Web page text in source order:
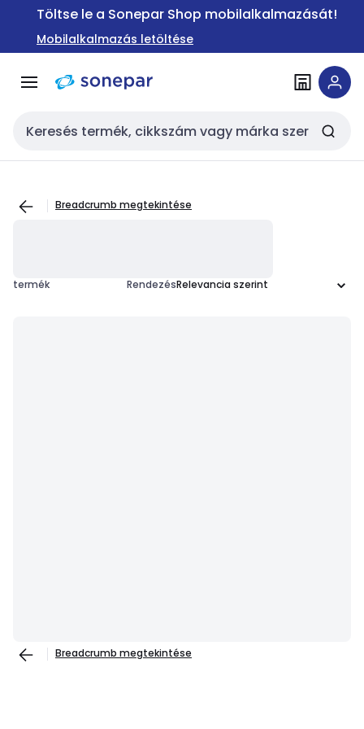
Ugrás a
Ugrás a
tartalomra
Töltse le a Sonepar Shop mobilalkalmazását!
Mobilalkalmazás letöltése
Keresési bemenet
Breadcrumb megtekintése
termék Rendezés
Breadcrumb megtekintése